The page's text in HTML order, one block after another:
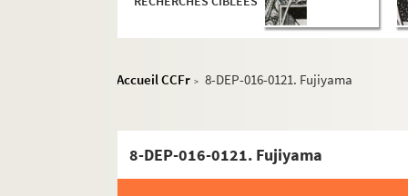
Accueil CCFr > 8-DEP-016-0121. Fujiyama
8-DEP-016-0121. Fujiyama
4-DEP-016-0587. Bouvier Frères
8-DEP-016-0064. Busvine
4-DEP-016-0314. Cashmere